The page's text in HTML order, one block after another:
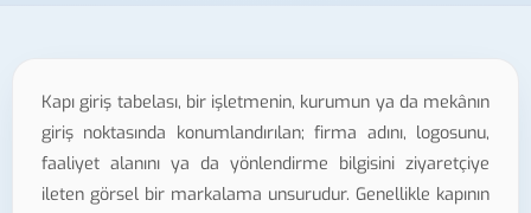
Kapı giriş tabelası, bir işletmenin, kurumun ya da mekânın
giriş noktasında konumlandırılan; firma adını, logosunu,
faaliyet alanını ya da yönlendirme bilgisini ziyaretçiye
ileten görsel bir markalama unsurudur. Genellikle kapının